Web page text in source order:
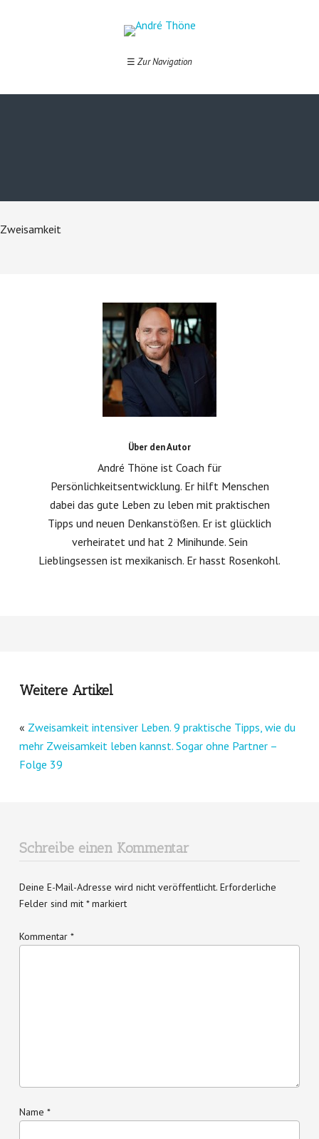
☰ Zur Navigation
Zweisamkeit
Zweisamkeit
Über den Autor
André Thöne ist Coach für
Persönlichkeitsentwicklung. Er hilft Menschen
dabei das gute Leben zu leben mit praktischen
Tipps und neuen Denkanstößen. Er ist glücklich
verheiratet und hat 2 Minihunde. Sein
Lieblingsessen ist mexikanisch. Er hasst Rosenkohl.
Weitere Artikel
« Zweisamkeit intensiver Leben. 9 praktische Tipps, wie du
mehr Zweisamkeit leben kannst. Sogar ohne Partner –
Folge 39
Schreibe einen Kommentar
Deine E-Mail-Adresse wird nicht veröffentlicht. Erforderliche
Felder sind mit *markiert
Kommentar *
Name *